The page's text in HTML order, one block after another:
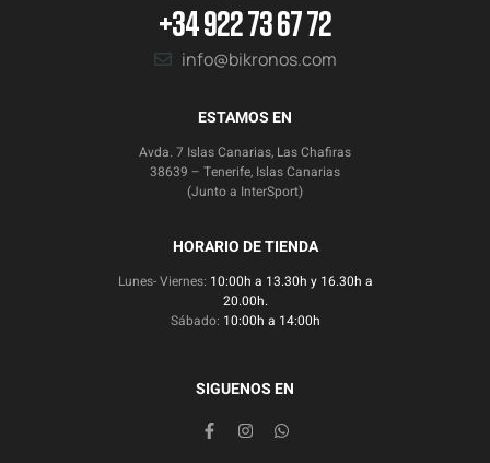
+34 922 73 67 72
info@bikronos.com
ESTAMOS EN
Avda. 7 Islas Canarias, Las Chafiras
38639 – Tenerife, Islas Canarias
(Junto a InterSport)
HORARIO DE TIENDA
Lunes- Viernes: 10:00h a 13.30h y 16.30h a
20.00h.
Sábado: 10:00h a 14:00h
SIGUENOS EN